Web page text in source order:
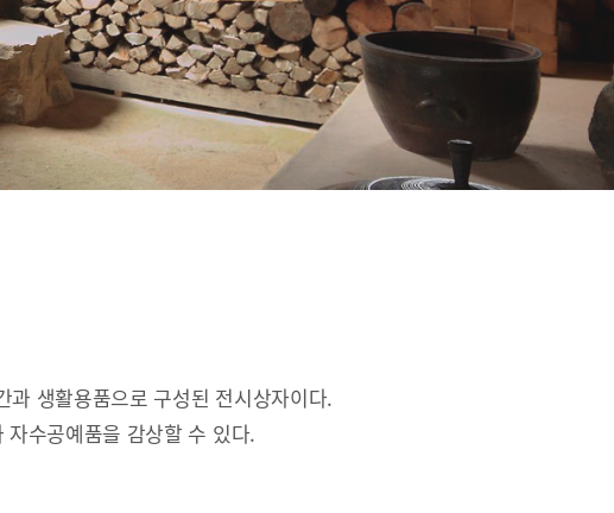
과 생활용품으로 구성된 전시상자이다.
수공예품을 감상할 수 있다.